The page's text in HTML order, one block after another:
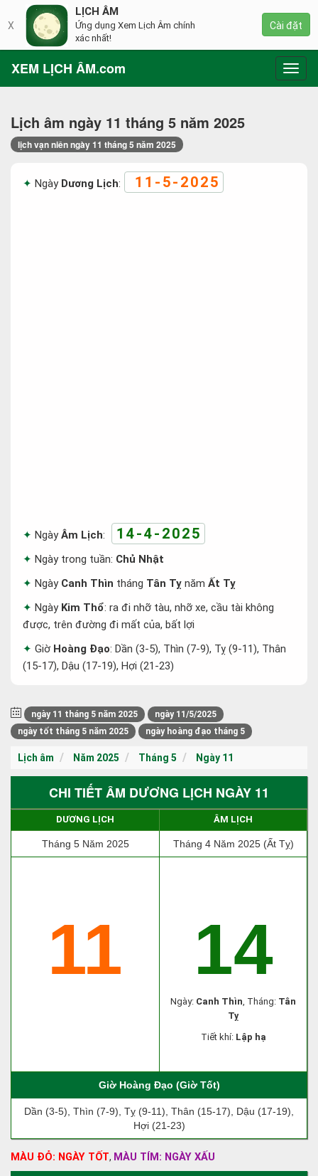
XEM LỊCH ÂM.com
Lịch âm ngày 11 tháng 5 năm 2025
lịch vạn niên ngày 11 tháng 5 năm 2025
Ngày Dương Lịch: 11-5-2025
NgàyÂm Lịch: 14-4-2025
Ngày trong tuần: Chủ Nhật
Ngày Canh Thìn tháng Tân Tỵ năm Ất Tỵ
Ngày Kim Thổ: ra đi nhỡ tàu, nhỡ xe, cầu tài không
được, trên đường đi mất của, bất lợi
Giờ Hoàng Đạo: Dần (3-5), Thìn (7-9), Tỵ (9-11), Thân
(15-17), Dậu (17-19), Hợi (21-23)
ngày 11 tháng 5 năm 2025
ngày 11/5/2025
ngày tốt tháng 5 năm 2025
ngày hoàng đạo tháng 5
Lịch âm Năm 2025 Tháng 5 Ngày 11
CHI TIẾT ÂM DƯƠNG LỊCH NGÀY 11
DƯƠNG LỊCH ÂM LỊCH
Tháng 5 Năm 2025 Tháng 4 Năm 2025 (Ất Tỵ)
11 14
Ngày: Canh Thìn, Tháng: Tân
Tỵ
Tiết khí: Lập hạ
Giờ Hoàng Đạo (Giờ Tốt)
Dần (3-5), Thìn (7-9), Tỵ (9-11), Thân (15-17), Dậu (17-19),
Hợi (21-23)
MÀU ĐỎ: NGÀY TỐT, MÀU TÍM: NGÀY XẤU
X
LỊCH ÂM
Ứng dụng Xem Lịch Âm chính
xác nhất!
Cài đặt